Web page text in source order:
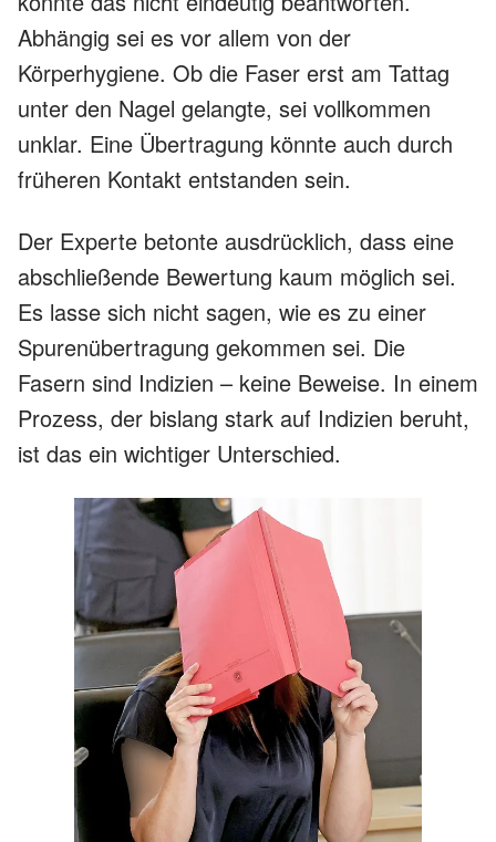
Abhängig sei es vor allem von der
Körperhygiene. Ob die Faser erst am Tattag
unter den Nagel gelangte, sei vollkommen
unklar. Eine Übertragung könnte auch durch
früheren Kontakt entstanden sein.
Der Experte betonte ausdrücklich, dass eine
abschließende Bewertung kaum möglich sei.
Es lasse sich nicht sagen, wie es zu einer
Spurenübertragung gekommen sei. Die
Fasern sind Indizien – keine Beweise. In einem
Prozess, der bislang stark auf Indizien beruht,
ist das ein wichtiger Unterschied.